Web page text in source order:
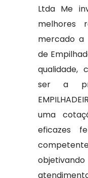
Ltda Me
melhores
mercado a
de
qualidade,
ser a
uma
eficazes